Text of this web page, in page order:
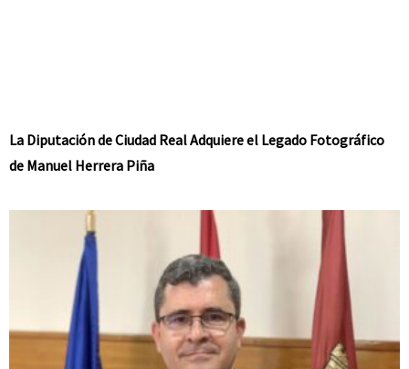
La Diputación de Ciudad Real Adquiere el Legado Fotográfico
de Manuel Herrera Piña